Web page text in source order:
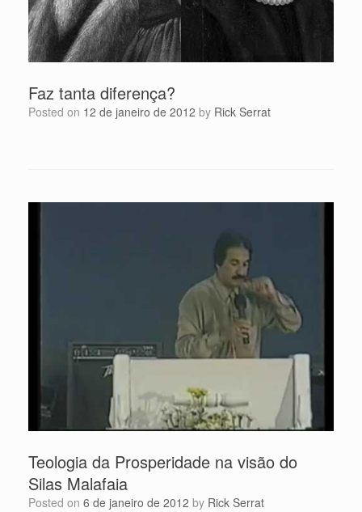
Faz tanta diferença?
Posted on 12 de janeiro de 2012 by Rick Serrat
Teologia da Prosperidade na visão do
Silas Malafaia
Posted on 6 de janeiro de 2012 by Rick Serrat